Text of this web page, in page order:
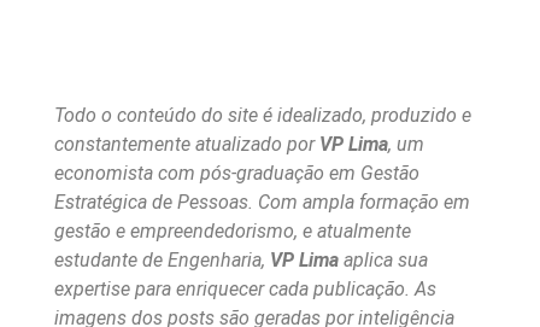
Todo o conteúdo do site é idealizado, produzido e
constantemente atualizado por VP Lima, um
economista com pós-graduação em Gestão
Estratégica de Pessoas. Com ampla formação em
gestão e empreendedorismo, e atualmente
estudante de Engenharia, VP Lima aplica sua
expertise para enriquecer cada publicação. As
imagens dos posts são geradas por inteligência